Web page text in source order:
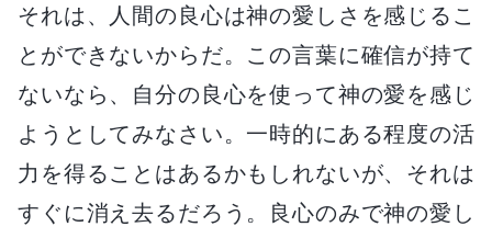
それは、人間の良心は神の愛しさを感じるこ
とができないからだ。この言葉に確信が持て
ないなら、自分の良心を使って神の愛を感じ
ようとしてみなさい。一時的にある程度の活
力を得ることはあるかもしれないが、それは
すぐに消え去るだろう。良心のみで神の愛し